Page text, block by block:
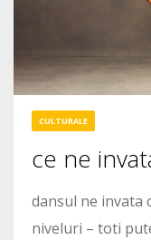
CULTURALE
ce ne
dansul ne invata
niveluri – toti